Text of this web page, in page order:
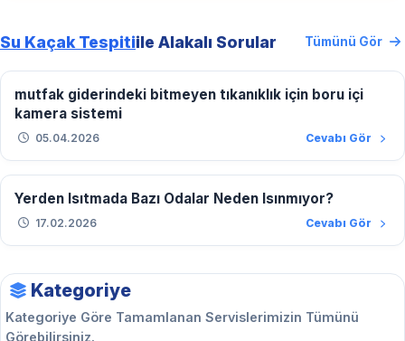
Su Kaçak Tespitiile Alakalı Sorular Tümünü Gör
mutfak giderindeki bitmeyen tıkanıklık için boru içi
kamera sistemi
05.04.2026 Cevabı Gör
Yerden Isıtmada Bazı Odalar Neden Isınmıyor?
17.02.2026 Cevabı Gör
Kategoriye
Kategoriye Göre Tamamlanan Servislerimizin Tümünü
Görebilirsiniz.